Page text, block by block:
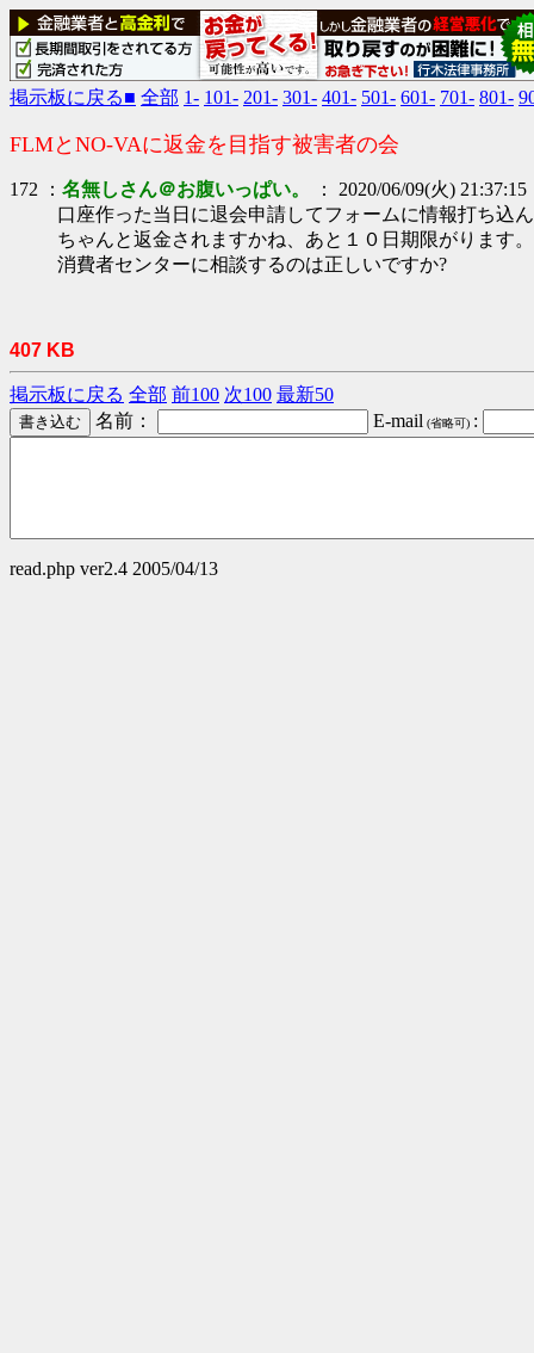
掲示板に戻る■ 全部 1- 101- 201- 301- 401- 501- 601- 701- 801-
FLMとNO-VAに返金を目指す被害者の会
172 ： 名無しさん＠お腹いっぱい。
： 2020/06/09(火) 21:37:15
口座作った当日に退会申請してフォームに情報打ち込
ちゃんと返金されますかね、あと１０日期限がります
消費者センターに相談するのは正しいですか?
407 KB
掲示板に戻る 全部 前100 次100 最新50
名前：
E-mail (省略可) :
read.php ver2.4 2005/04/13